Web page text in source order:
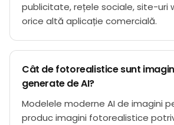
publicitate, rețele sociale, site-uri
orice altă aplicație comercială.
Cât de fotorealistice sunt
generate de AI?
Modelele moderne AI de imagini
produc imagini fotorealistice